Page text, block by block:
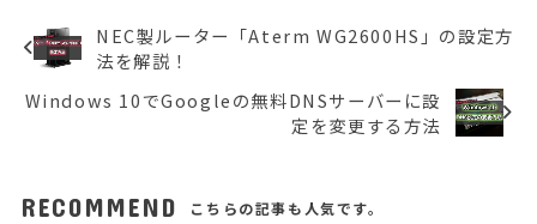
NEC製ルーター「Aterm WG2600HS」の設定方
法を解説！
Windows 10でGoogleの無料DNSサーバーに設
定を変更する方法
RECOMMEND こちらの記事も人気です。